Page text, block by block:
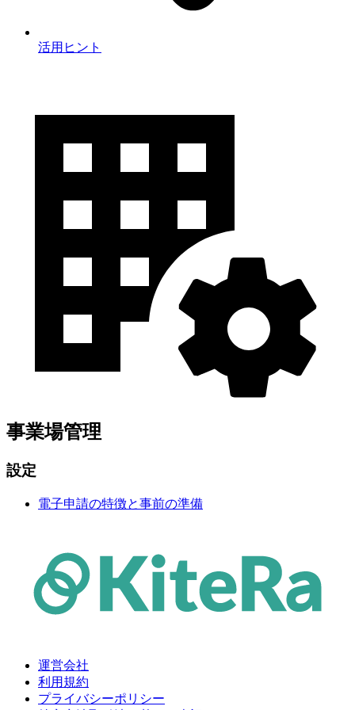
活用ヒント
事業場管理
設定
電子申請の特徴と事前の準備
運営会社
利用規約
プライバシーポリシー